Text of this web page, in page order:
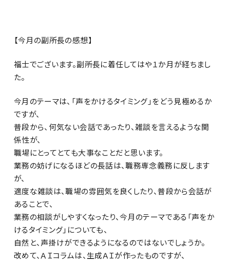
【今月の副所長の感想】
福士でございます。副所長に着任してはや１か月が経ちまし
た。
今月のテーマは、「声をかけるタイミング」をどう見極めるか
ですが、
普段から、何気ない会話であったり、雑談を言えるような関
係性が、
職場にとってとても大事なことだと思います。
業務の妨げになるほどの長話は、職務専念義務に反します
が、
適度な雑談は、職場の雰囲気を良くしたり、普段から会話が
あることで、
業務の相談がしやすくなったり、今月のテーマである「声をか
けるタイミング」についても、
自然と、声掛けができるようになるのではないでしょうか。
改めて、ＡＩコラムは、生成ＡＩが作ったものですが、